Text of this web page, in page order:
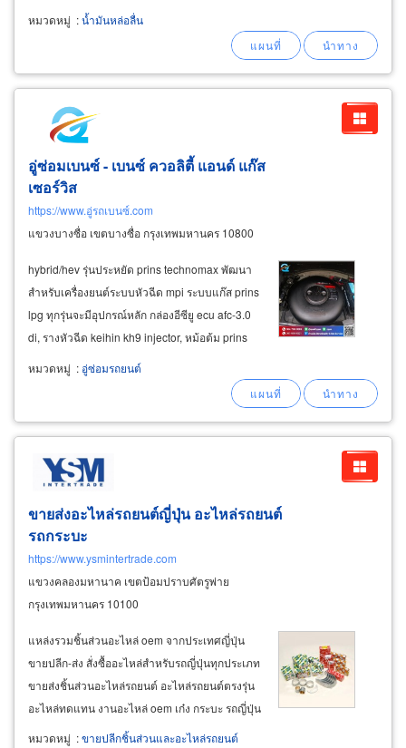
คลิกดูรายการผลิตภัณฑ์น้ำมันหล่อลื่น ที่เราเป็น
หมวดหมู่ :น้ำมันหล่อลื่น
อู่ซ่อมเบนซ์ - เบนซ์ ควอลิตี้ แอนด์ แก๊ส
เซอร์วิส
https://www.อู่รถเบนซ์.com
แขวงบางซื่อ เขตบางซื่อ กรุงเทพมหานคร 10800
hybrid/hev รุ่นประหยัด prins technomax พัฒนา
สำหรับเครื่องยนต์ระบบหัวฉีด mpi ระบบแก๊ส prins
lpg ทุกรุ่นจะมีอุปกรณ์หลัก กล่องอีซียู ecu afc-3.0
di, รางหัวฉีด keihin kh9 injector, หม้อต้ม prins
evp-500, แม็พเซ็นเซอร์ bosch map sensor, กรอง
แก๊ส prins keihin filter, สวิตช์แก๊ส prins auto
หมวดหมู่ : อู่ซ่อมรถยนต์
ขายส่งอะไหล่รถยนต์ญี่ปุ่น อะไหล่รถยนต์
รถกระบะ
https://www.ysmintertrade.com
แขวงคลองมหานาค เขตป้อมปราบศัตรูพ่าย
กรุงเทพมหานคร 10100
แหล่งรวมชิ้นส่วนอะไหล่ oem จากประเทศญี่ปุ่น
ขายปลีก-ส่ง สั่งซื้ออะไหล่สำหรับรถญี่ปุ่นทุกประเภท
ขายส่งชิ้นส่วนอะไหล่รถยนต์ อะไหล่รถยนต์ตรงรุ่น
อะไหล่ทดแทน งานอะไหล่ oem เก๋ง กระบะ รถญี่ปุ่น
toyota, honda, isuzu, mitsubishi, nissan,
หมวดหมู่ :ขายปลีกชิ้นส่วนและอะไหล่รถยนต์